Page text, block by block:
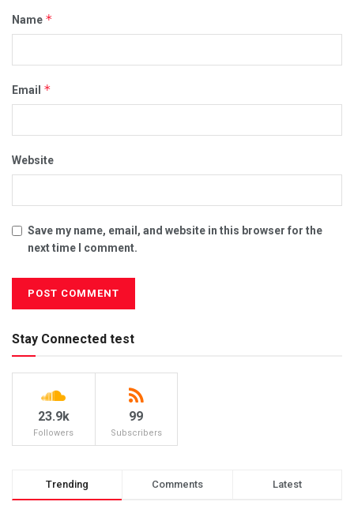
Name *
Email *
Website
Save my name, email, and website in this browser for the
next time I comment.
Stay Connected test
23.9k
Followers
99
Subscribers
Trending Comments Latest